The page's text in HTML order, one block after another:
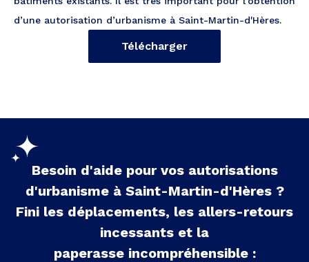
d’une autorisation d’urbanisme à Saint-Martin-d'Hères.
Télécharger
Besoin d'aide pour vos autorisations
d'urbanisme à Saint-Martin-d'Hères?
Fini les déplacements, les allers-retours
incessants et la
paperasse incompréhensible :